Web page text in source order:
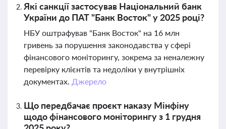
Які санкції застосував Національний банк
України до ПАТ "Банк Восток" у 2025 році?
НБУ оштрафував "Банк Восток" на 16 млн
гривень за порушення законодавства у сфері
фінансового моніторингу, зокрема за неналежну
перевірку клієнтів та недоліки у внутрішніх
документах. Джерело
Що передбачає проєкт наказу Мінфіну
щодо фінансового моніторингу з 1 грудня